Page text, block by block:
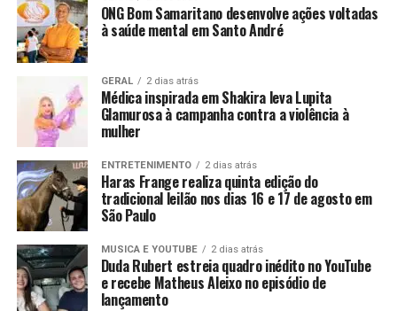
ONG Bom Samaritano desenvolve ações voltadas
à saúde mental em Santo André
GERAL 2 dias atrás
Médica inspirada em Shakira leva Lupita
Glamurosa à campanha contra a violência à
mulher
ENTRETENIMENTO 2 dias atrás
Haras Frange realiza quinta edição do
tradicional leilão nos dias 16 e 17 de agosto em
São Paulo
MUSICA E YOUTUBE 2 dias atrás
Duda Rubert estreia quadro inédito no YouTube
e recebe Matheus Aleixo no episódio de
lançamento